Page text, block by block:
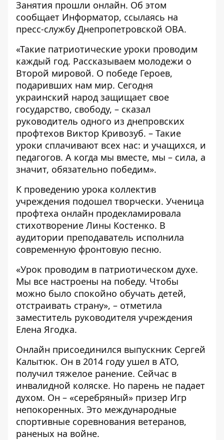
Занятия прошли онлайн. Об этом
сообщает Информатор, ссылаясь на
пресс-службу Днепропетровской ОВА.
«Такие патриотические уроки проводим
каждый год. Рассказываем молодежи о
Второй мировой. О победе Героев,
подаривших нам мир. Сегодня
украинский народ защищает свое
государство, свободу, – сказал
руководитель одного из днепровских
профтехов Виктор Кривозуб. – Такие
уроки сплачивают всех нас: и учащихся, и
педагогов. А когда мы вместе, мы – сила, а
значит, обязательно победим».
К проведению урока коллектив
учреждения подошел творчески. Ученица
профтеха онлайн продекламировала
стихотворение Лины Костенко. В
аудитории преподаватель исполнила
современную фронтовую песню.
«Урок проводим в патриотическом духе.
Мы все настроены на победу. Чтобы
можно было спокойно обучать детей,
отстраивать страну», – отметила
заместитель руководителя учреждения
Елена Ягодка.
Онлайн присоединился выпускник Сергей
Калытюк. Он в 2014 году ушел в АТО,
получил тяжелое ранение. Сейчас в
инвалидной коляске. Но парень не падает
духом. Он – «серебряный» призер Игр
непокоренных. Это международные
спортивные соревнования ветеранов,
раненых на войне.